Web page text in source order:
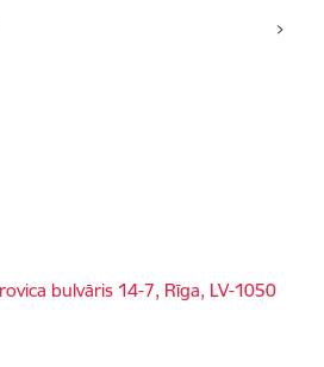
bulvāris 14-7, Rīga, LV-1050